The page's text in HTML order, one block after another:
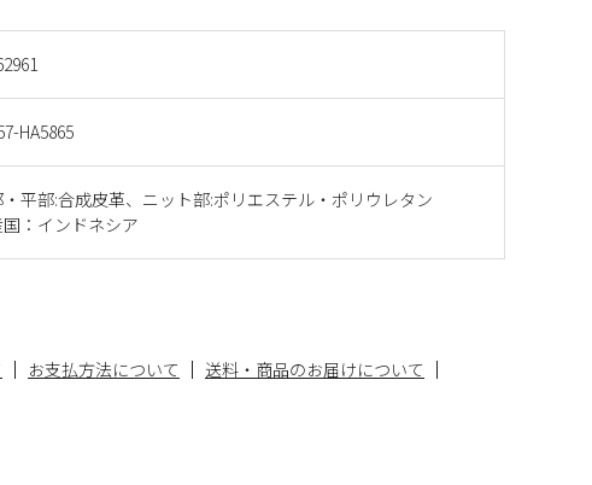
HA5865
・平部:合成皮革、ニット部:ポリエステル・ポリウレタン
：インドネシア
お支払方法について
送料・商品のお届けについて